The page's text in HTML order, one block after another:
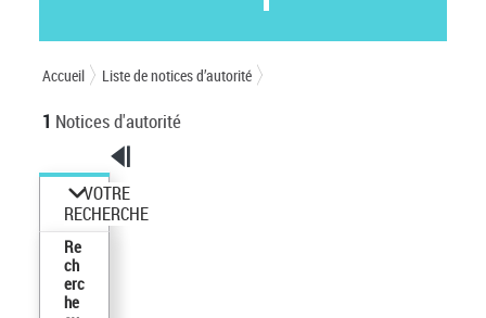
Accueil Liste de notices d’autorité
1 Notices d'autorité
VOTRE
RECHERCHE
Re
ch
erc
he